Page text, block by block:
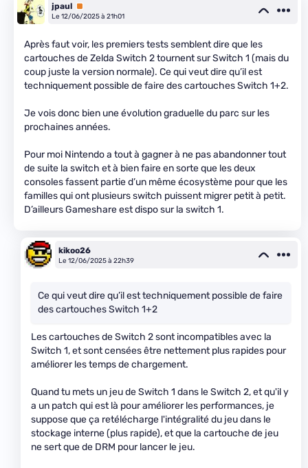
jpaul Premium
Le 12/06/2025 à 21h01
Après faut voir, les premiers tests semblent dire que les
cartouches de Zelda Switch 2 tournent sur Switch 1 (mais du
coup juste la version normale). Ce qui veut dire qu’il est
techniquement possible de faire des cartouches Switch 1+2.
Je vois donc bien une évolution graduelle du parc sur les
prochaines années.
Pour moi Nintendo a tout à gagner à ne pas abandonner tout
de suite la switch et à bien faire en sorte que les deux
consoles fassent partie d’un même écosystème pour que les
familles qui ont plusieurs switch puissent migrer petit à petit.
D’ailleurs Gameshare est dispo sur la switch 1.
kikoo26
Le 12/06/2025 à 22h39
Ce qui veut dire qu’il est techniquement possible de faire
des cartouches Switch 1+2
Les cartouches de Switch 2 sont incompatibles avec la
Switch 1, et sont censées être nettement plus rapides pour
améliorer les temps de chargement.
Quand tu mets un jeu de Switch 1 dans le Switch 2, et qu'il y
a un patch qui est là pour améliorer les performances, je
suppose que ça retélécharge l'intégralité du jeu dans le
stockage interne (plus rapide), et que la cartouche de jeu
ne sert que de DRM pour lancer le jeu.